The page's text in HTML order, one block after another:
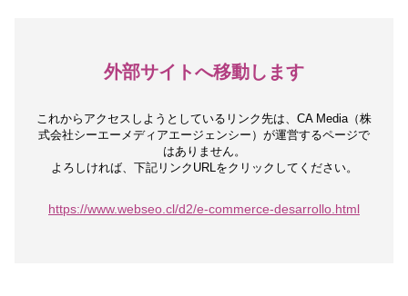
外部サイトへ移動します
これからアクセスしようとしているリンク先は、 CA Media（株
式会社シーエーメディアエージェンシー）が運営するページで
はありません。
よろしければ、下記リンクURLをクリックしてください。
https://www.webseo.cl/d2/e-commerce-desarrollo.html